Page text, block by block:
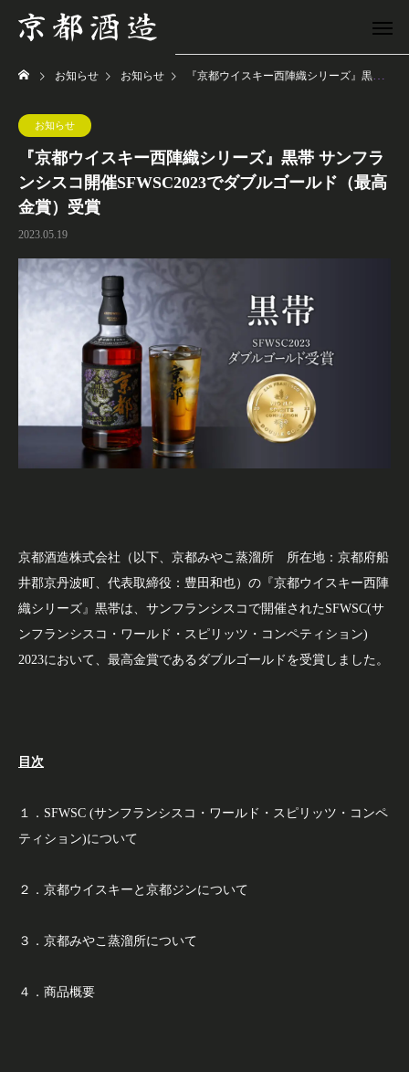
お知らせ お知らせ 『京都ウイスキー西陣織シリーズ』黒帯 サンフランシスコ開催SFWSC2023でダブルゴールド（最高金賞）受賞
お知らせ
『京都ウイスキー西陣織シリーズ』黒帯 サンフラ
ンシスコ開催SFWSC2023でダブルゴールド（最高
金賞）受賞
2023.05.19
京都酒造株式会社（以下、京都みやこ蒸溜所 所在地：京都府船
井郡京丹波町、代表取締役：豊田和也）の『京都ウイスキー西陣
織シリーズ』黒帯は、サンフランシスコで開催されたSFWSC(サ
ンフランシスコ・ワールド・スピリッツ・コンペティション)
2023において、最高金賞であるダブルゴールドを受賞しました。
目次
１．SFWSC (サンフランシスコ・ワールド・スピリッツ・コンペ
ティション)について
２．京都ウイスキーと京都ジンについて
３．京都みやこ蒸溜所について
４．商品概要